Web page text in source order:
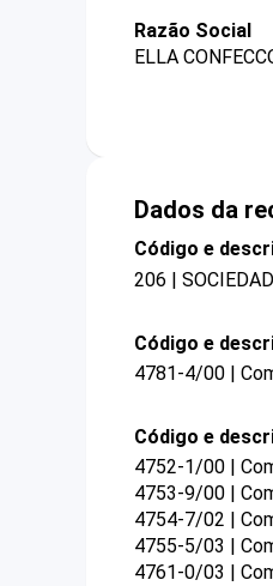
Razão Social
ELLA
Dados da
Código e
206 |
Código e
4781-4/00 |
Código e
4752-1/00 |
4753-9/00 |
4754-7/02 |
4755-5/03 |
4761-0/03 |